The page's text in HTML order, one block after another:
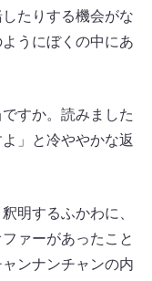
たりする機会がな
うにぼくの中にあ
すか。読みました
」と冷ややかな返
明するふかわに、
ァーがあったこと
ンナンチャンの内